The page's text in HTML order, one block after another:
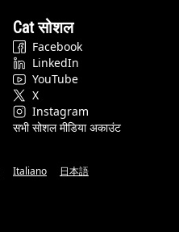
Cat सोशल
Facebook
LinkedIn
YouTube
X
Instagram
सभी सोशल मीडिया अकाउंट
Italiano 日本語